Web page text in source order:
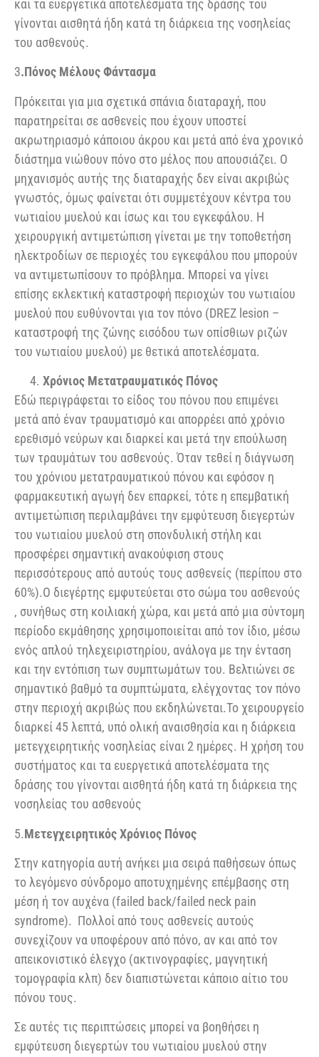
και τα ευεργετικά αποτελέσματα της δράσης του
γίνονται αισθητά ήδη κατά τη διάρκεια της νοσηλείας
του ασθενούς.
3.Πόνος Μέλους Φάντασμα
Πρόκειται για μια σχετικά σπάνια διαταραχή, που
παρατηρείται σε ασθενείς που έχουν υποστεί
ακρωτηριασμό κάποιου άκρου και μετά από ένα χρονικό
διάστημα νιώθουν πόνο στο μέλος που απουσιάζει. Ο
μηχανισμός αυτής της διαταραχής δεν είναι ακριβώς
γνωστός, όμως φαίνεται ότι συμμετέχουν κέντρα του
νωτιαίου μυελού και ίσως και του εγκεφάλου. Η
χειρουργική αντιμετώπιση γίνεται με την τοποθετήση
ηλεκτροδίων σε περιοχές του εγκεφάλου που μπορούν
να αντιμετωπίσουν το πρόβλημα. Μπορεί να γίνει
επίσης εκλεκτική καταστροφή περιοχών του νωτιαίου
μυελού που ευθύνονται για τον πόνο (DREZ lesion –
καταστροφή της ζώνης εισόδου των οπίσθιων ριζών
του νωτιαίου μυελού) με θετικά αποτελέσματα.
Χρόνιος Μετατραυματικός Πόνος
Εδώ περιγράφεται το είδος του πόνου που επιμένει
μετά από έναν τραυματισμό και απορρέει από χρόνιο
ερεθισμό νεύρων και διαρκεί και μετά την επούλωση
των τραυμάτων του ασθενούς. Όταν τεθεί η διάγνωση
του χρόνιου μετατραυματικού πόνου και εφόσον η
φαρμακευτική αγωγή δεν επαρκεί, τότε η επεμβατική
αντιμετώπιση περιλαμβάνει την εμφύτευση διεγερτών
του νωτιαίου μυελού στη σπονδυλική στήλη και
προσφέρει σημαντική ανακούφιση στους
περισσότερους από αυτούς τους ασθενείς (περίπου στο
60%).Ο διεγέρτης εμφυτεύεται στο σώμα του ασθενούς
, συνήθως στη κοιλιακή χώρα, και μετά από μια σύντομη
περίοδο εκμάθησης χρησιμοποιείται από τον ίδιο, μέσω
ενός απλού τηλεχειριστηρίου, ανάλογα με την ένταση
και την εντόπιση των συμπτωμάτων του. Βελτιώνει σε
σημαντικό βαθμό τα συμπτώματα, ελέγχοντας τον πόνο
στην περιοχή ακριβώς που εκδηλώνεται.Το χειρουργείο
διαρκεί 45 λεπτά, υπό ολική αναισθησία και η διάρκεια
μετεγχειρητικής νοσηλείας είναι 2 ημέρες. Η χρήση του
συστήματος και τα ευεργετικά αποτελέσματα της
δράσης του γίνονται αισθητά ήδη κατά τη διάρκεια της
νοσηλείας του ασθενούς
5.Μετεγχειρητικός Χρόνιος Πόνος
Στην κατηγορία αυτή ανήκει μια σειρά παθήσεων όπως
το λεγόμενο σύνδρομο αποτυχημένης επέμβασης στη
μέση ή τον αυχένα (failed back/failed neck pain
syndrome). Πολλοί από τους ασθενείς αυτούς
συνεχίζουν να υποφέρουν από πόνο, αν και από τον
απεικονιστικό έλεγχο (ακτινογραφίες, μαγνητική
τομογραφία κλπ) δεν διαπιστώνεται κάποιο αίτιο του
πόνου τους.
Σε αυτές τις περιπτώσεις μπορεί να βοηθήσει η
εμφύτευση διεγερτών του νωτιαίου μυελού στην